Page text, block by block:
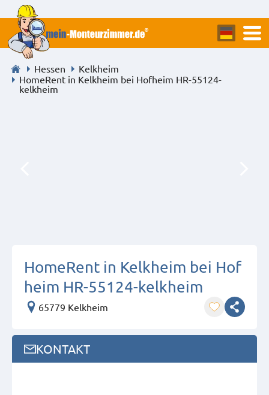
Hessen
Kelkheim
HomeRent in Kelkheim bei Hofheim HR-55124-
kelkheim
HomeRent in Kelkheim bei Hof
heim HR-55124-kelkheim
65779 Kelkheim
KONTAKT